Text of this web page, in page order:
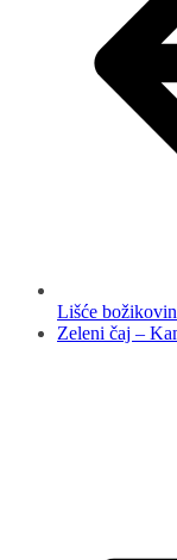
Lišće
Zeleni čaj –